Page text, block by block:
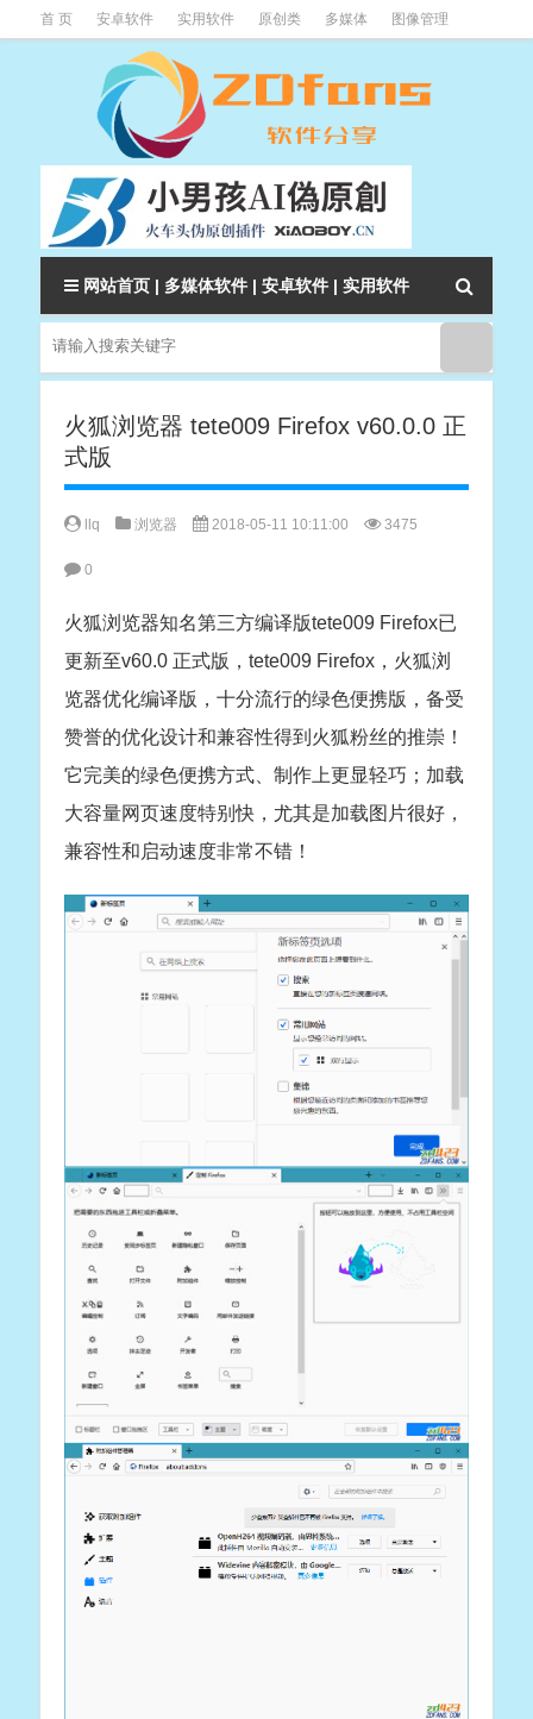
首 页 安卓软件 实用软件 原创类 多媒体 图像管理
下载类
网站首页 | 多媒体软件 | 安卓软件 | 实用软件
火狐浏览器 tete009 Firefox v60.0.0 正
式版
llq 浏览器 2018-05-11 10:11:00 3475
0
火狐浏览器知名第三方编译版tete009 Firefox已
更新至v60.0 正式版，tete009 Firefox，火狐浏
览器优化编译版，十分流行的绿色便携版，备受
赞誉的优化设计和兼容性得到火狐粉丝的推崇！
它完美的绿色便携方式、制作上更显轻巧；加载
大容量网页速度特别快，尤其是加载图片很好，
兼容性和启动速度非常不错！